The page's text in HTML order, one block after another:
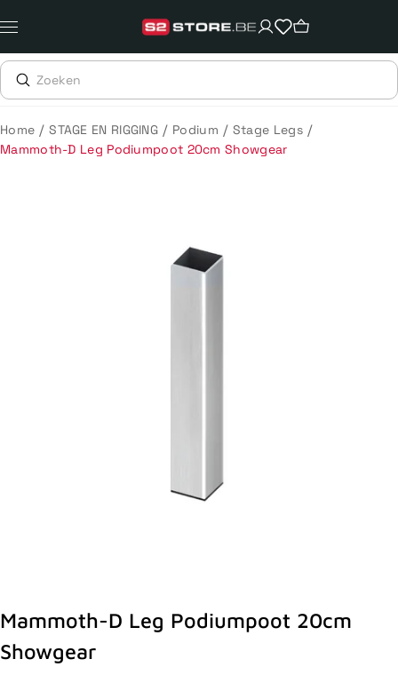
naar
content
Home / STAGE EN RIGGING / Podium / Stage Legs /
Mammoth-D Leg Podiumpoot 20cm Showgear
Mammoth-D Leg Podiumpoot 20cm
Showgear